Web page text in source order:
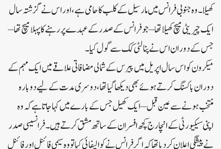
کھیلا۔ وہ جنوبی فرانس میں مارسیل کے کلب کا حامی ہے، اور اس نے گزشتہ سال
ایک چیریٹی میچ کھیلا تھا – جو فرانس کے صدر کے عہدے پر رہنے کا پہلا میچ تھا –
جس کے دوران اس نے پنالٹی کک سے گول کیا۔
میکرون کو اس سال اپریل میں پیرس کے شمالی مضافاتی علاقے میں ایک مہم کے
دوران باکسنگ کرتے ہوئے بھی دیکھا گیا تھا، دوسری مدت کے لیے دوبارہ
منتخب ہونے سے عین قبل – ایک کھیل جس کے بارے میں کہا جاتا ہے کہ وہ
اپنی سیکیورٹی کے انچارج کچھ افسران کے ساتھ مشق کرتے ہیں۔فرانسیسی صدر
نے پیشگی اعلان کر دیا تھا کہ اگر فرانس نے کوالیفائی کیا تو وہ سیمی فائنل اور فائنل